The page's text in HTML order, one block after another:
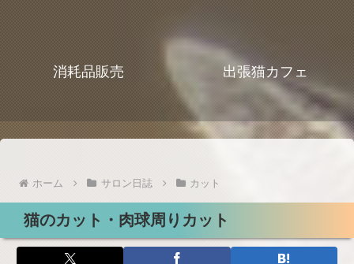
消耗品販売 出張猫カフェ
ホーム サロン日誌 カット
猫のカット・肉球周りカット